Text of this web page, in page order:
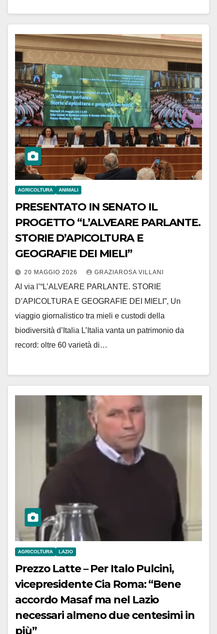
AGRICOLTURA ANIMALI
PRESENTATO IN SENATO IL
PROGETTO “L’ALVEARE PARLANTE.
STORIE D’APICOLTURA E
GEOGRAFIE DEI MIELI”
20 MAGGIO 2026 GRAZIAROSA VILLANI
Al via l’“L’ALVEARE PARLANTE. STORIE
D’APICOLTURA E GEOGRAFIE DEI MIELI”, Un
viaggio giornalistico tra mieli e custodi della
biodiversità d’Italia L’Italia vanta un patrimonio da
record: oltre 60 varietà di…
AGRICOLTURA LAZIO
Prezzo Latte – Per Italo Pulcini,
vicepresidente Cia Roma: “Bene
accordo Masaf ma nel Lazio
necessari almeno due centesimi in
più”